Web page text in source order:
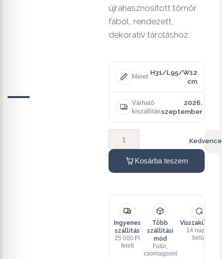
újrahasznosított tömör
fából, rendezett,
dekoratív tároláshoz.
Méret
H31/L95/W12
cm
Várható
kiszállítás
2026.
szeptember
Kosárba teszem
Ingyenes
szállítás
25 000 Ft
felett
Több
szállítási
mód
Futár,
csomagpont
Visszaküldés
14 napon
belül